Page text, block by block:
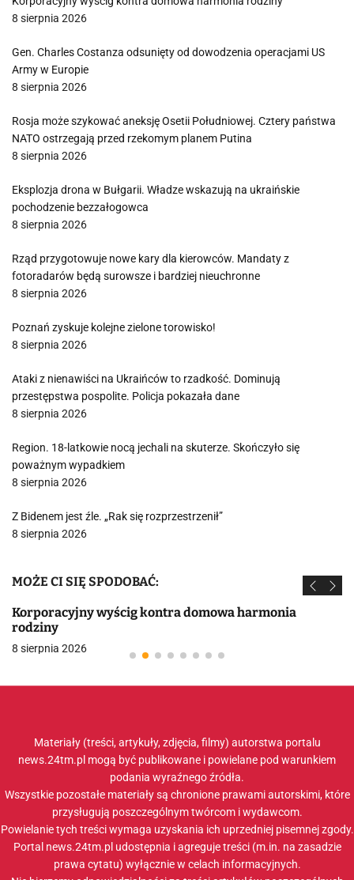
8 sierpnia 2026
Gen. Charles Costanza odsunięty od dowodzenia operacjami US
Army w Europie
8 sierpnia 2026
Rosja może szykować aneksję Osetii Południowej. Cztery państwa
NATO ostrzegają przed rzekomym planem Putina
8 sierpnia 2026
Eksplozja drona w Bułgarii. Władze wskazują na ukraińskie
pochodzenie bezzałogowca
8 sierpnia 2026
Rząd przygotowuje nowe kary dla kierowców. Mandaty z
fotoradarów będą surowsze i bardziej nieuchronne
8 sierpnia 2026
Poznań zyskuje kolejne zielone torowisko!
8 sierpnia 2026
Ataki z nienawiści na Ukraińców to rzadkość. Dominują
przestępstwa pospolite. Policja pokazała dane
8 sierpnia 2026
Region. 18-latkowie nocą jechali na skuterze. Skończyło się
poważnym wypadkiem
8 sierpnia 2026
Z Bidenem jest źle. „Rak się rozprzestrzenił”
8 sierpnia 2026
MOŻE CI SIĘ SPODOBAĆ:
Korporacyjny wyścig kontra domowa harmonia
rodziny
8 sierpnia 2026
Materiały (treści, artykuły, zdjęcia, filmy) autorstwa portalu
news.24tm.pl mogą być publikowane i powielane pod warunkiem
podania wyraźnego źródła.
Wszystkie pozostałe materiały są chronione prawami autorskimi, które
przysługują poszczególnym twórcom i wydawcom.
Powielanie tych treści wymaga uzyskania ich uprzedniej pisemnej zgody.
Portal news.24tm.pl udostępnia i agreguje treści (m.in. na zasadzie
prawa cytatu) wyłącznie w celach informacyjnych.